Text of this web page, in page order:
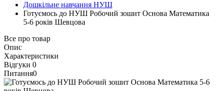
Дошкільне навчання НУШ
Готуємось до НУШ Робочий зошит Основа Математика
5-6 років Шевцова
Все про товар
Опис
Характеристики
Відгуки 0
Питання0